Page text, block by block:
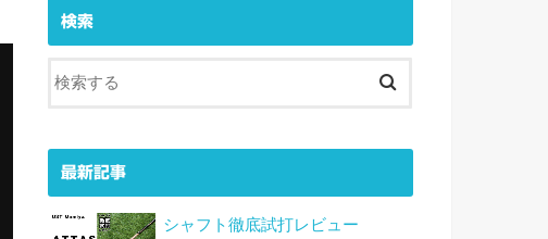
検索
最新記事
シャフト徹底試打レビュー